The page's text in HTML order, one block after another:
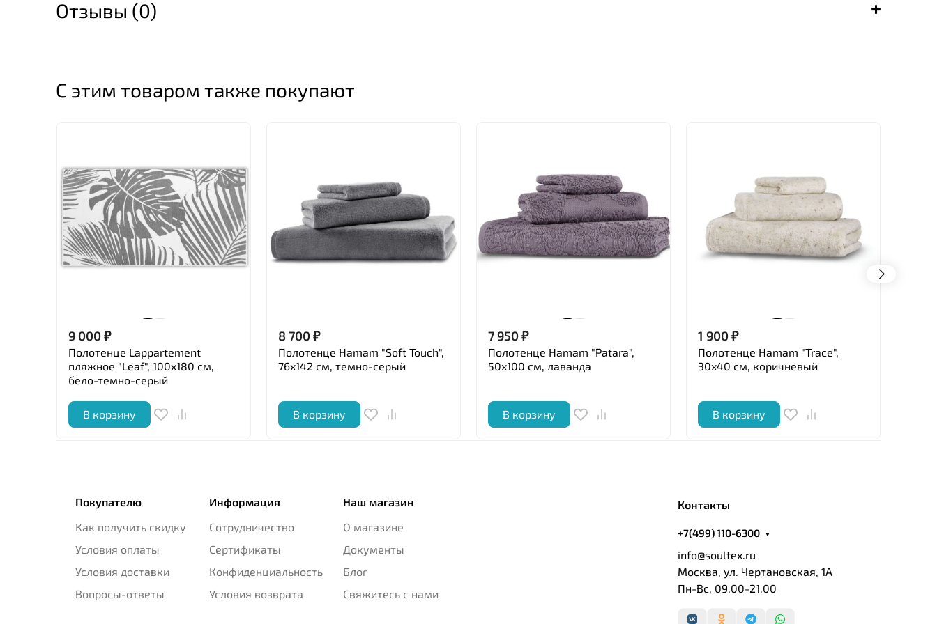
Отзывы (0)
С этим товаром также покупают
9 000₽
Полотенце Lappartement
пляжное "Leaf", 100x180 см,
бело-темно-серый
В корзину
8 700₽
Полотенце Hamam "Soft Touch",
76x142 см, темно-серый
В корзину
7 950₽
Полотенце Hamam "Patara",
50x100 см, лаванда
В корзину
1 900₽
Полотенце Hamam "Trace",
30x40 см, коричневый
В корзину
Покупателю
Как получить скидку
Условия оплаты
Условия доставки
Вопросы-ответы
Информация
Сотрудничество
Сертификаты
Конфиденциальность
Условия возврата
Наш магазин
О магазине
Документы
Блог
Свяжитесь с нами
Контакты
+7(499) 110-6300
info@soultex.ru
Москва, ул. Чертановская, 1А
Пн-Вс, 09.00-21.00